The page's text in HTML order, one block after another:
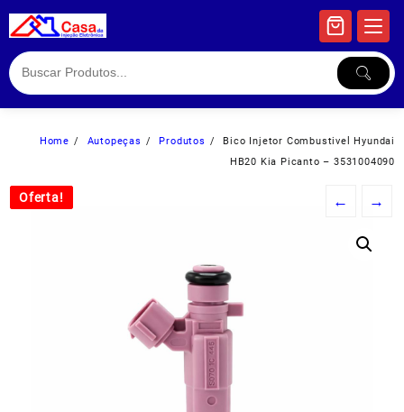
to
Home Autopeças Produtos
Bico Injetor Combustivel Hyundai
HB20 Kia Picanto – 3531004090
Oferta! ← →
Oferta!